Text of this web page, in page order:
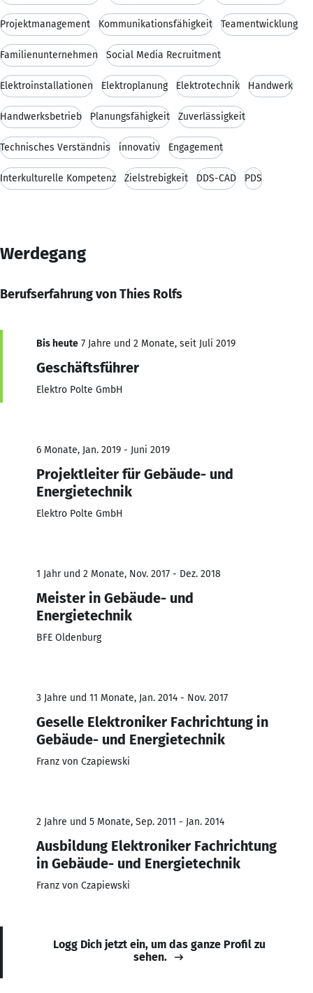
Projektmanagement Kommunikationsfähigkeit Teamentwicklung
Familienunternehmen Social Media Recruitment
Elektroinstallationen Elektroplanung Elektrotechnik Handwerk
Handwerksbetrieb Planungsfähigkeit Zuverlässigkeit
Technisches Verständnis innovativ Engagement
Interkulturelle Kompetenz Zielstrebigkeit DDS-CAD PDS
Werdegang
Berufserfahrung von Thies Rolfs
Bis heute 7 Jahre und 2 Monate, seit Juli 2019
Geschäftsführer
Elektro Polte GmbH
6 Monate, Jan. 2019 - Juni 2019
Projektleiter für Gebäude- und
Energietechnik
Elektro Polte GmbH
1 Jahr und 2 Monate, Nov. 2017 - Dez. 2018
Meister in Gebäude- und
Energietechnik
BFE Oldenburg
3 Jahre und 11 Monate, Jan. 2014 - Nov. 2017
Geselle Elektroniker Fachrichtung in
Gebäude- und Energietechnik
Franz von Czapiewski
2 Jahre und 5 Monate, Sep. 2011 - Jan. 2014
Ausbildung Elektroniker Fachrichtung
in Gebäude- und Energietechnik
Franz von Czapiewski
Logg Dich jetzt ein, um das ganze Profil zu
sehen.